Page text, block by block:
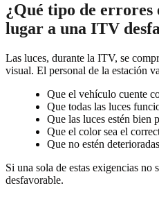
¿Qué tipo de errores
lugar a una ITV
Las luces, durante la ITV, se
visual. El personal de la estación
Que el vehículo cuente
Que todas las luces
Que las luces estén bien
Que el color sea el
Que no estén deterioradas
Si una sola de estas exigencias no
desfavorable.